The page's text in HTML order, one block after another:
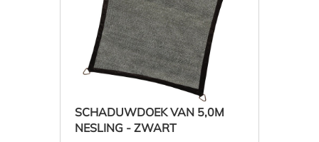
SCHADUWDOEK VAN 5,0M
NESLING - ZWART